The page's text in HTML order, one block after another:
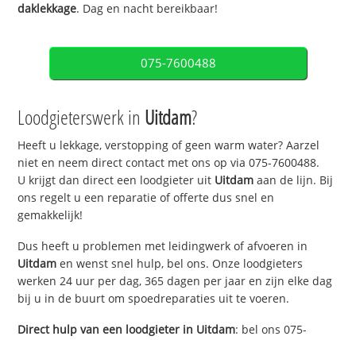
daklekkage. Dag en nacht bereikbaar!
075-7600488
Loodgieterswerk in Uitdam?
Heeft u lekkage, verstopping of geen warm water? Aarzel
niet en neem direct contact met ons op via 075-7600488.
U krijgt dan direct een loodgieter uit Uitdam aan de lijn. Bij
ons regelt u een reparatie of offerte dus snel en
gemakkelijk!
Dus heeft u problemen met leidingwerk of afvoeren in
Uitdam en wenst snel hulp, bel ons. Onze loodgieters
werken 24 uur per dag, 365 dagen per jaar en zijn elke dag
bij u in de buurt om spoedreparaties uit te voeren.
Direct hulp van een loodgieter in Uitdam: bel ons 075-